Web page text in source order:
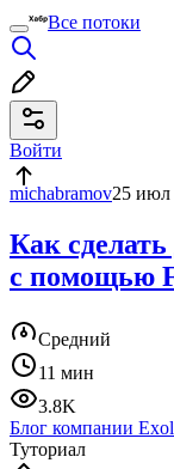
Все потоки
Войти
michabramov25 июл
Как
с помощью
Средний
11 мин
3.8K
Блог компании
Туториал